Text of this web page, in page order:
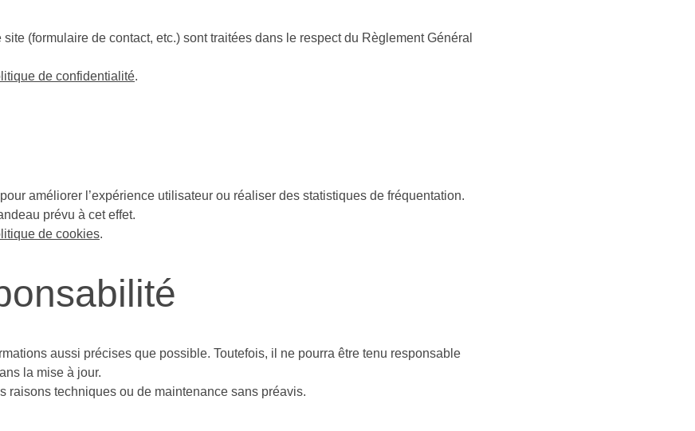
(formulaire de contact, etc.) sont traitées dans le respect du Règlement Général
de confidentialité.
améliorer l’expérience utilisateur ou réaliser des statistiques de fréquentation.
prévu à cet effet.
de cookies.
aussi précises que possible. Toutefois, il ne pourra être tenu responsable
la mise à jour.
raisons techniques ou de maintenance sans préavis.